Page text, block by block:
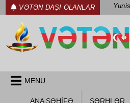
Skip
to
content
VƏTƏN DAŞI OLANLAR
MENU
ANA SƏHİFƏ ŞƏRHLƏR